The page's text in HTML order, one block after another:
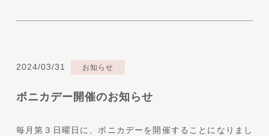
2024/03/31 お知らせ
ボニカデー開催のお知らせ
毎月第３日曜日に、ボニカデーを開催することになりまし